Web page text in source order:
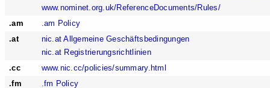
www.nominet.org.uk/ReferenceDocuments/Rules/
.am
.am Policy
.at
nic.at Allgemeine Geschäftsbedingungen
nic.at Registrierungsrichtlinien
.cc
www.nic.cc/policies/summary.html
.fm
.fm Policy